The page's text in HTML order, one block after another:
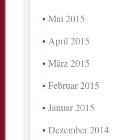
Mai 2015
April 2015
März 2015
Februar 2015
Januar 2015
Dezember 2014